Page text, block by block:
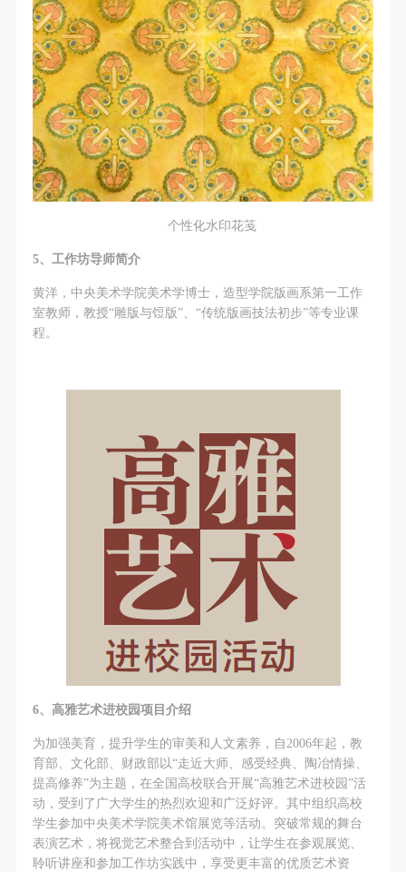
个性化水印花笺
5、工作坊导师简介
黄洋，中央美术学院美术学博士，造型学院版画系第一工作
室教师，教授“雕版与饾版”、“传统版画技法初步”等专业课
程。
6、高雅艺术进校园项目介绍
为加强美育，提升学生的审美和人文素养，自2006年起，教
育部、文化部、财政部以“走近大师、感受经典、陶冶情操、
提高修养”为主题，在全国高校联合开展“高雅艺术进校园”活
动，受到了广大学生的热烈欢迎和广泛好评。其中组织高校
学生参加中央美术学院美术馆展览等活动。突破常规的舞台
表演艺术，将视觉艺术整合到活动中，让学生在参观展览、
聆听讲座和参加工作坊实践中，享受更丰富的优质艺术资